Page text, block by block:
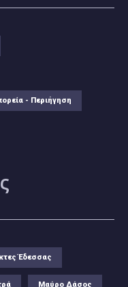
- Περιήγηση
Έδεσσας
Μαύρο Δάσος